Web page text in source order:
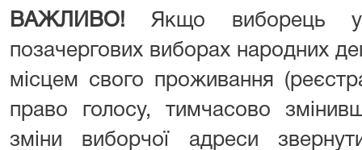
ВАЖЛИВО! Якщо виборець
позачергових виборах народних
місцем свого проживання
право голосу, тимчасово
зміни виборчої адреси